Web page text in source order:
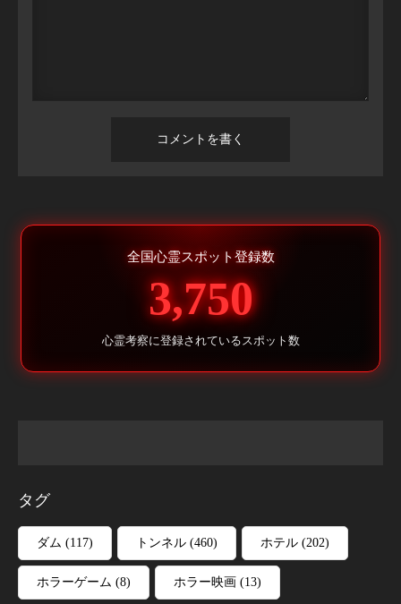
全国心霊スポット登録数
3,750
心霊考察に登録されているスポット数
タグ
ダム (117) トンネル (460) ホテル (202)
ホラーゲーム (8) ホラー映画 (13)